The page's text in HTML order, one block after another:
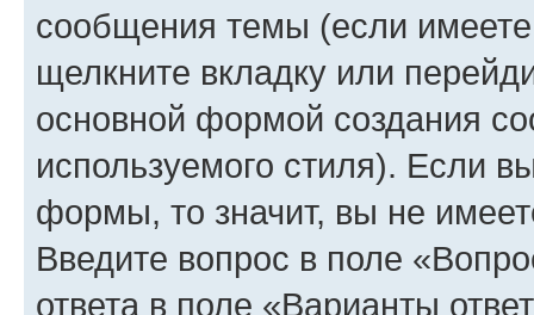
сообщения темы (если
щелкните вкладку или
основной формой создания
используемого стиля). Если
формы, то значит, вы не
Введите вопрос в поле
ответа в поле «Варианты